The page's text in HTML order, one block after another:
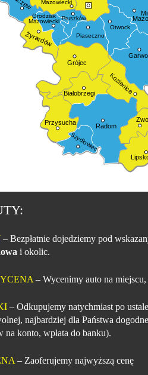
Żyrardów
Grodzisk
Mazowiecki
Piaseczno
Pruszków
Otwock
Grójec
Białobrzegi
Radom
Przysucha
Szydłowiec
Kozienice
Mazowiecki
– Bezpłatnie dojedziemy pod
i okolic.
– Wycenimy auto na
– Odkupujemy natychmiast po
najbardziej dla Państwa
na konto, wpłata do banku).
– Zaoferujemy najwyższą cenę